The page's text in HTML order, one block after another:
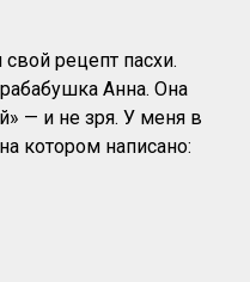
рецепт пасхи.
Анна. Она
— и не зря. У меня в
котором написано: